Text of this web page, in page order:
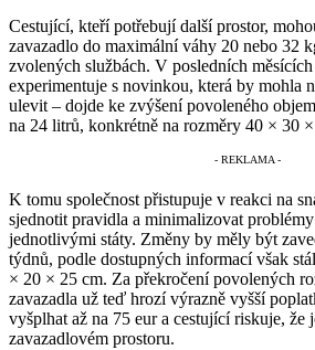
Cestující, kteří potřebují další prostor,
zavazadlo do maximální váhy 20 nebo 32
zvolených službách. V posledních
experimentuje s novinkou, která by mohla
ulevit – dojde ke zvýšení povoleného
na 24 litrů, konkrétně na rozměry 40 × 30
K tomu společnost přistupuje v reakci na
sjednotit pravidla a minimalizovat
jednotlivými státy. Změny by měly být
týdnů, podle dostupných informací však
× 20 × 25 cm. Za překročení povolených
zavazadla už teď hrozí výrazně vyšší
vyšplhat až na 75 eur a cestující riskuje, že
zavazadlovém prostoru.